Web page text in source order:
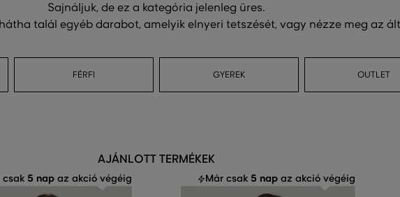
Sajnáljuk, de ez a kategória jelenleg üres.
talál egyéb darabot, amelyik elnyeri tetszését, vagy nézze meg az
FÉRFI GYEREK OUTLET
AJÁNLOTT TERMÉKEK
csak 5 nap az akció végéig Már csak 5 napaz akció végéig